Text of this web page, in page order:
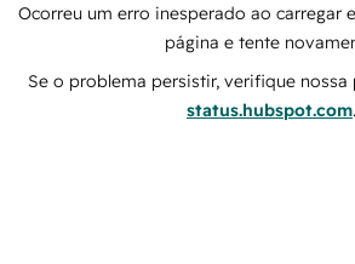
Ocorreu um erro inesperado ao carregar
página e tente
Se o problema persistir, verifique nossa
status.hubspot.com.